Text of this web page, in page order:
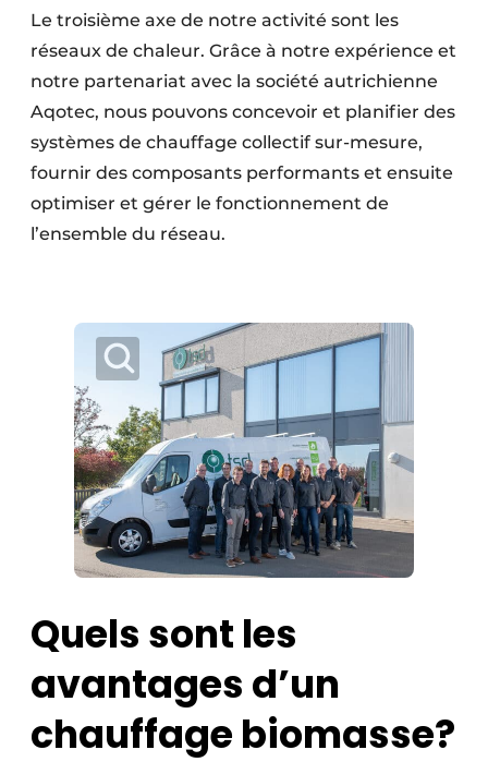
Le troisième axe de notre activité sont les
réseaux de chaleur. Grâce à notre expérience et
notre partenariat avec la société autrichienne
Aqotec, nous pouvons concevoir et planifier des
systèmes de chauffage collectif sur-mesure,
fournir des composants performants et ensuite
optimiser et gérer le fonctionnement de
l’ensemble du réseau.
Quels sont les
avantages d’un
chauffage biomasse?